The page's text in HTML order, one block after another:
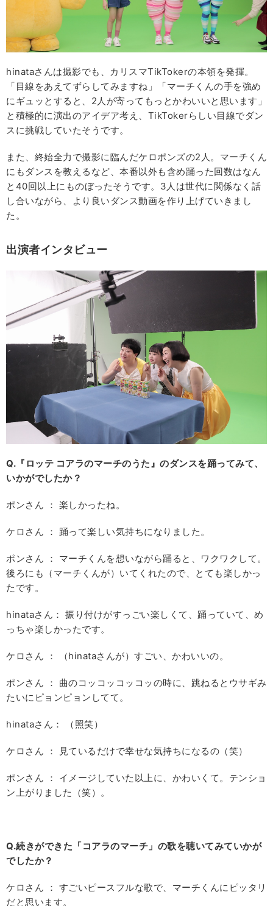
hinataさんは撮影でも、カリスマTikTokerの本領を発揮。
「目線をあえてずらしてみますね」「マーチくんの手を強め
にギュッとすると、2人が寄ってもっとかわいいと思います」
と積極的に演出のアイデア考え、TikTokerらしい目線でダン
スに挑戦していたそうです。
また、終始全力で撮影に臨んだケロポンズの2人。マーチくん
にもダンスを教えるなど、本番以外も含め踊った回数はなん
と40回以上にものぼったそうです。3人は世代に関係なく話
し合いながら、より良いダンス動画を作り上げていきまし
た。
出演者インタビュー
Q. 『ロッテ コアラのマーチのうた』のダンスを踊ってみて、
いかがでしたか？
ポンさん ： 楽しかったね。
ケロさん ： 踊って楽しい気持ちになりました。
ポンさん ： マーチくんを想いながら踊ると、ワクワクして。
後ろにも（マーチくんが）いてくれたので、とても楽しかっ
たです。
hinataさん： 振り付けがすっごい楽しくて、踊っていて、め
っちゃ楽しかったです。
ケロさん ： （hinataさんが）すごい、かわいいの。
ポンさん ： 曲のコッコッコッコッの時に、跳ねるとウサギみ
たいにピョンピョンしてて。
hinataさん： （照笑）
ケロさん ： 見ているだけで幸せな気持ちになるの（笑）
ポンさん ： イメージしていた以上に、かわいくて。テンショ
ン上がりました（笑）。
Q.続きができた「コアラのマーチ」の歌を聴いてみていかが
でしたか？
ケロさん ： すごいピースフルな歌で、マーチくんにピッタリ
だと思います。